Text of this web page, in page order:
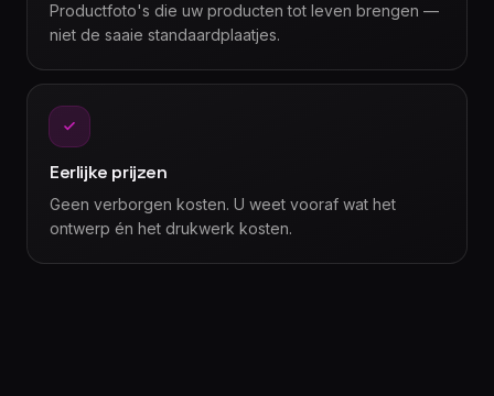
Productfoto's die uw producten tot leven brengen —
niet de saaie standaardplaatjes.
Eerlijke prijzen
Geen verborgen kosten. U weet vooraf wat het
ontwerp én het drukwerk kosten.